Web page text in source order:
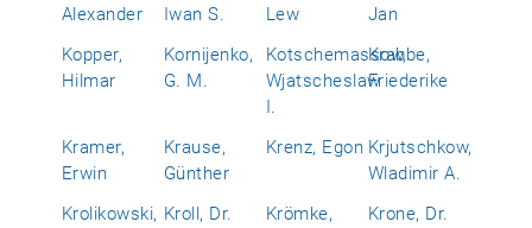
Alexander
Iwan S.
Lew
Jan
Kopper,
Hilmar
Kornijenko,
G. M.
Kotschemassow,
Wjatscheslaw
I.
Krabbe,
Friederike
Kramer,
Erwin
Krause,
Günther
Krenz, Egon Krjutschkow,
Wladimir A.
Krolikowski, Kroll, Dr.
Krömke,
Krone, Dr.